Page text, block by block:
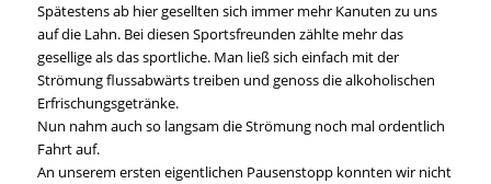
Spätestens ab hier gesellten sich immer mehr Kanuten zu uns
auf die Lahn. Bei diesen Sportsfreunden zählte mehr das
gesellige als das sportliche. Man ließ sich einfach mit der
Strömung flussabwärts treiben und genoss die alkoholischen
Erfrischungsgetränke.
Nun nahm auch so langsam die Strömung noch mal ordentlich
Fahrt auf.
An unserem ersten eigentlichen Pausenstopp konnten wir nicht